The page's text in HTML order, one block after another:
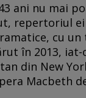
ani nu mai
repertoriul
cu
în 2013,
din New
Macbeth